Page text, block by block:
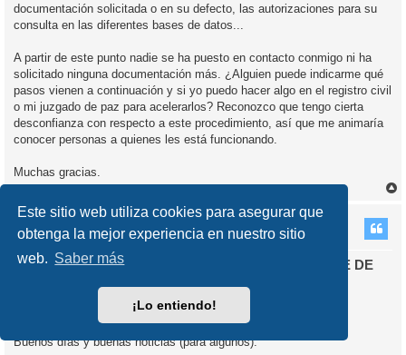
Este sitio web utiliza cookies para asegurar que
obtenga la mejor experiencia en nuestro sitio
web. Saber más
¡Lo entiendo!
documentación solicitada o en su defecto, las autorizaciones para su
consulta en las diferentes bases de datos...
A partir de este punto nadie se ha puesto en contacto conmigo ni ha
solicitado ninguna documentación más. ¿Alguien puede indicarme qué
pasos vienen a continuación y si yo puedo hacer algo en el registro civil
o mi juzgado de paz para acelerarlos? Reconozco que tengo cierta
desconfianza con respecto a este procedimiento, así que me animaría
conocer personas a quienes les está funcionando.
Muchas gracias.
Re: Aprobado el Reglamento para el Nuevo TRÁMITE DE
s
14 Oct 2016, 14:41
Buenos días y buenas noticias (para algunos):